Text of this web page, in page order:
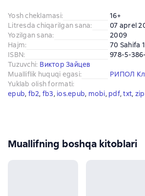
Yosh cheklamasi:
16+
Litresda chiqarilgan sana:
07 aprel
Yozilgan sana:
2009
Hajm:
70 Sahifa
ISBN:
978-5-
Tuzuvchi: Виктор Зайцев
Mualliflik huquqi egasi:
РИПОЛ
Yuklab olish formati:
epub, fb2, fb3, ios.epub, mobi, pdf, txt, zip
Muallifning boshqa kitoblari